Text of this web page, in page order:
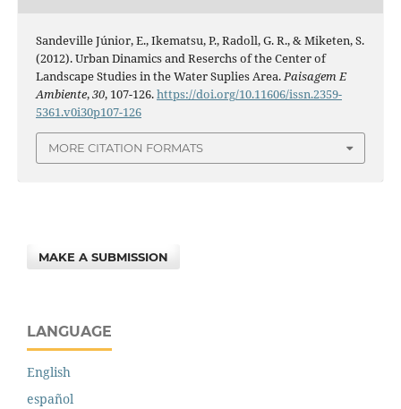
Sandeville Júnior, E., Ikematsu, P., Radoll, G. R., & Miketen, S.
(2012). Urban Dinamics and Reserchs of the Center of
Landscape Studies in the Water Suplies Area.Paisagem E
Ambiente,30, 107-126.https://doi.org/10.11606/issn.2359-
5361.v0i30p107-126
MORE CITATION FORMATS
MAKE A SUBMISSION
LANGUAGE
English
español